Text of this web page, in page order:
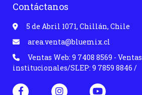
Contáctanos
5 de Abril 1071, Chillán, Chile
area.venta@bluemix.cl
Ventas Web: 9 7408 8569 - Ventas
institucionales/SLEP: 9 7859 8846 /